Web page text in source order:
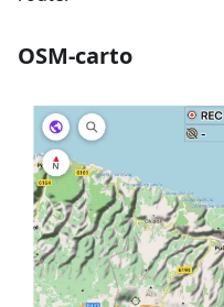
OSM-carto